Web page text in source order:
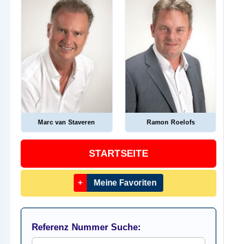
Marc van Staveren Ramon Roelofs
STARTSEITE
+ Meine Favoriten
Referenz Nummer Suche: